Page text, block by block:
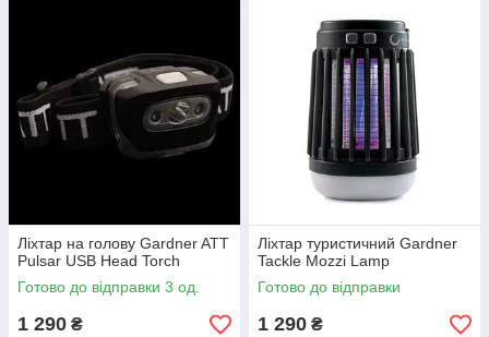
Ліхтар на голову Gardner ATT
Pulsar USB Head Torch
Готово до відправки 3 од.
1 290 ₴
Ліхтар туристичний Gardner
Tackle Mozzi Lamp
Готово до відправки
1 290 ₴